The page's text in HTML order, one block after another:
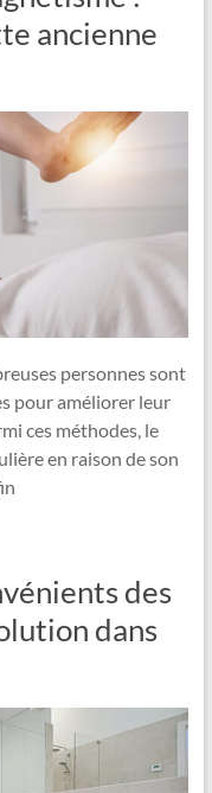
ancienne
personnes sont
pour améliorer leur
ces méthodes, le
en raison de son
des
dans